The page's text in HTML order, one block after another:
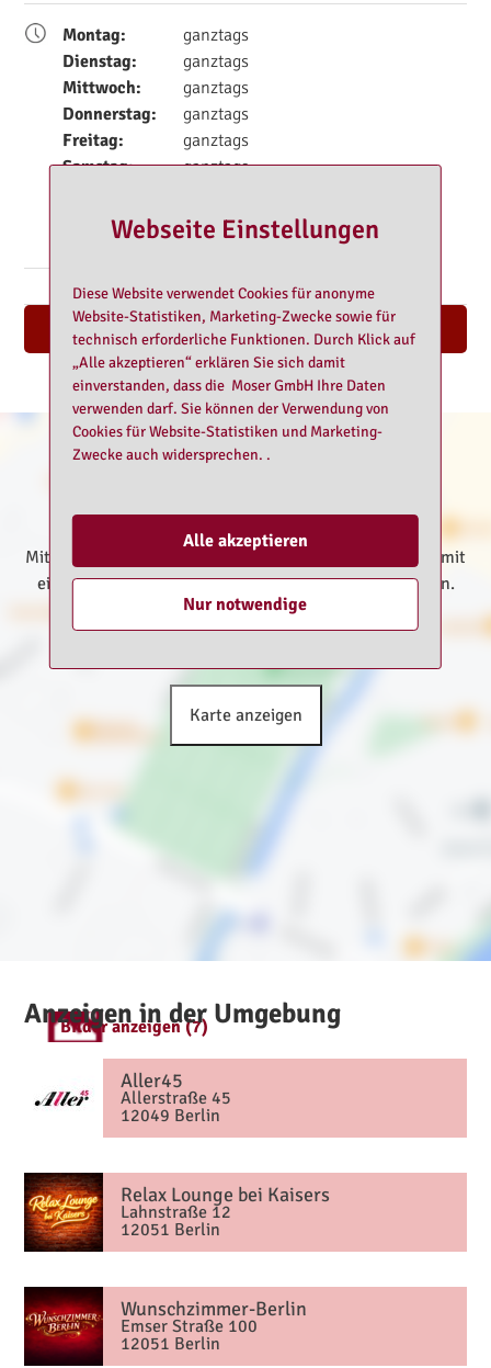
Webseite Einstellungen
Diese Website verwendet Cookies für anonyme
Website-Statistiken, Marketing-Zwecke sowie für
technisch erforderliche Funktionen. Durch Klick auf
„Alle akzeptieren“ erklären Sie sich damit
einverstanden, dass die Moser GmbH Ihre Daten
verwenden darf. Sie können der Verwendung von
Cookies für Website-Statistiken und Marketing-
Zwecke auch widersprechen. .
Alle akzeptieren
Nur notwendige
Bilder anzeigen (7)
Ganzkörpermassage – sanft, tiefgehend und wirklich
entspannend.
Montag:
ganztags
Dienstag:
ganztags
Mittwoch:
ganztags
Donnerstag:
ganztags
Freitag:
ganztags
Samstag:
ganztags
Feiertag:
ganztags
Nach oben
Mit dem Klick auf "Karte anzeigen" erklären Sie sich damit
einverstanden, die Kartendienste von Google zu nutzen.
Weitere Informationen dazu finden Sie in unserer
Datenschutzerklärung
Karte anzeigen
Anzeigen in der Umgebung
Aller45
Allerstraße 45
12049 Berlin
Relax Lounge bei Kaisers
Lahnstraße 12
12051 Berlin
Wunschzimmer-Berlin
Emser Straße 100
12051 Berlin